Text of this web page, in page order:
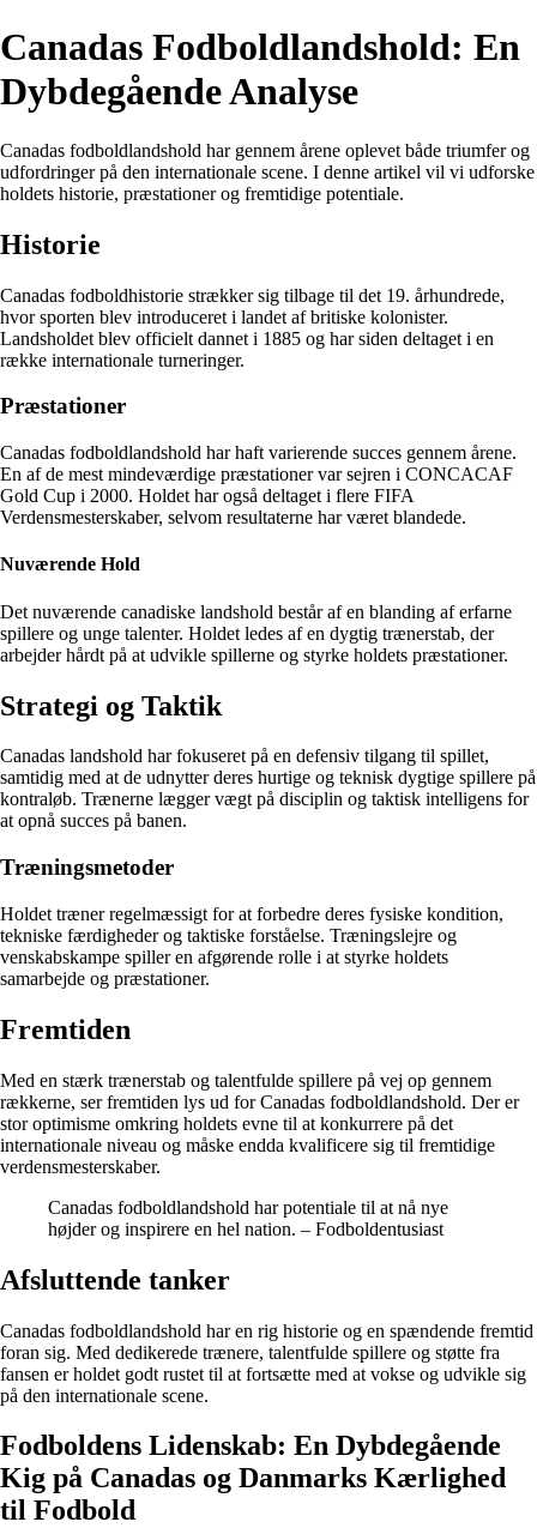
Canadas Fodboldlandshold: En
Dybdegående Analyse
Canadas fodboldlandshold har gennem årene oplevet både triumfer og
udfordringer på den internationale scene. I denne artikel vil vi udforske
holdets historie, præstationer og fremtidige potentiale.
Historie
Canadas fodboldhistorie strækker sig tilbage til det 19. århundrede,
hvor sporten blev introduceret i landet af britiske kolonister.
Landsholdet blev officielt dannet i 1885 og har siden deltaget i en
række internationale turneringer.
Præstationer
Canadas fodboldlandshold har haft varierende succes gennem årene.
En af de mest mindeværdige præstationer var sejren i CONCACAF
Gold Cup i 2000. Holdet har også deltaget i flere FIFA
Verdensmesterskaber, selvom resultaterne har været blandede.
Nuværende Hold
Det nuværende canadiske landshold består af en blanding af erfarne
spillere og unge talenter. Holdet ledes af en dygtig trænerstab, der
arbejder hårdt på at udvikle spillerne og styrke holdets præstationer.
Strategi og Taktik
Canadas landshold har fokuseret på en defensiv tilgang til spillet,
samtidig med at de udnytter deres hurtige og teknisk dygtige spillere på
kontraløb. Trænerne lægger vægt på disciplin og taktisk intelligens for
at opnå succes på banen.
Træningsmetoder
Holdet træner regelmæssigt for at forbedre deres fysiske kondition,
tekniske færdigheder og taktiske forståelse. Træningslejre og
venskabskampe spiller en afgørende rolle i at styrke holdets
samarbejde og præstationer.
Fremtiden
Med en stærk trænerstab og talentfulde spillere på vej op gennem
rækkerne, ser fremtiden lys ud for Canadas fodboldlandshold. Der er
stor optimisme omkring holdets evne til at konkurrere på det
internationale niveau og måske endda kvalificere sig til fremtidige
verdensmesterskaber.
Canadas fodboldlandshold har potentiale til at nå nye
højder og inspirere en hel nation. – Fodboldentusiast
Afsluttende tanker
Canadas fodboldlandshold har en rig historie og en spændende fremtid
foran sig. Med dedikerede trænere, talentfulde spillere og støtte fra
fansen er holdet godt rustet til at fortsætte med at vokse og udvikle sig
på den internationale scene.
Fodboldens Lidenskab: En Dybdegående
Kig på Canadas og Danmarks Kærlighed
til Fodbold